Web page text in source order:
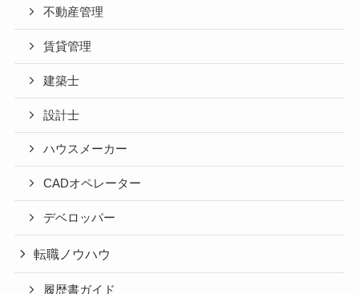
不動産管理
賃貸管理
建築士
設計士
ハウスメーカー
CADオペレーター
デベロッパー
転職ノウハウ
履歴書ガイド